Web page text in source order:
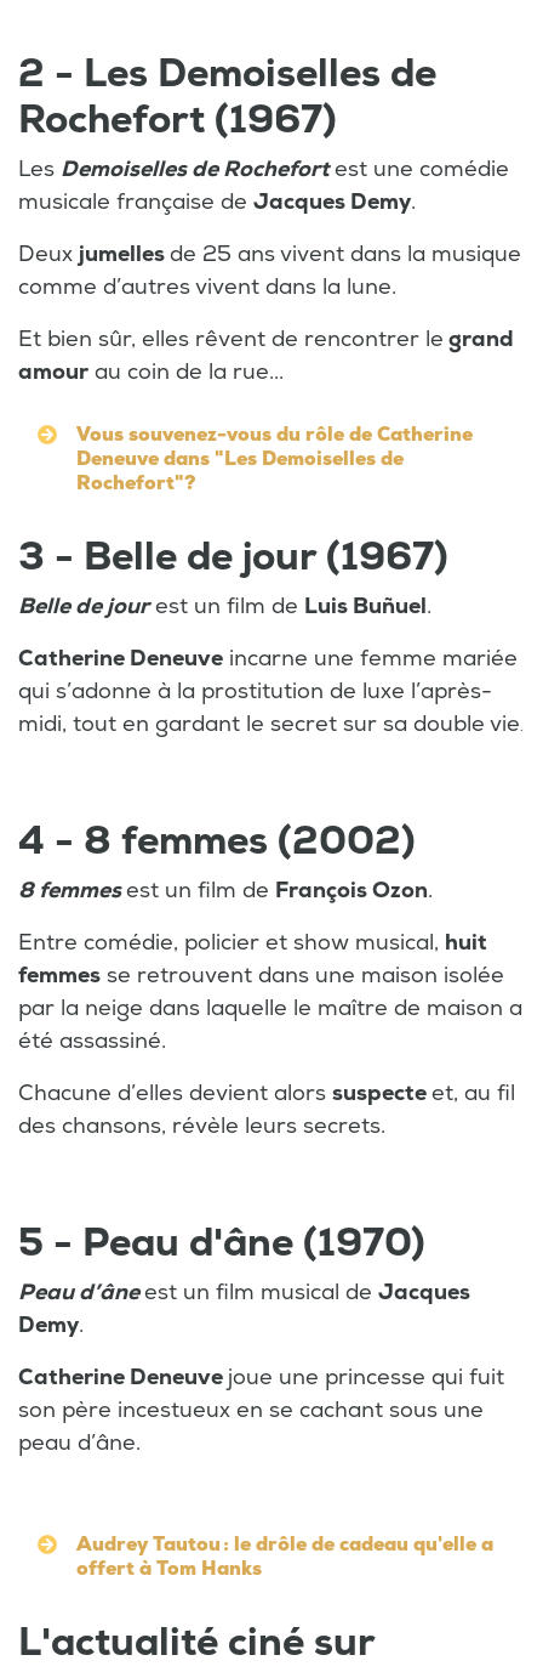
2 - Les Demoiselles de
Rochefort (1967)
Les Demoiselles de Rochefortest une comédie
musicale française de Jacques Demy.
Deux jumellesde 25 ans vivent dans la musique
comme d’autres vivent dans la lune.
Et bien sûr, elles rêvent de rencontrer le grand
amour au coin de la rue...
Vous souvenez-vous du rôle de Catherine
Deneuve dans "Les Demoiselles de
Rochefort"?
3 - Belle de jour (1967)
Belle de jourest un film de Luis Buñuel.
Catherine Deneuve incarne une femme mariée
qui s’adonne à la prostitution de luxe l’après-
midi, tout en gardant le secret sur sa double vie.
4 - 8 femmes (2002)
8 femmesest un film de François Ozon.
Entre comédie, policier et show musical, huit
femmes se retrouvent dans une maison isolée
par la neige dans laquelle le maître de maison a
été assassiné.
Chacune d’elles devient alors suspecteet, au fil
des chansons, révèle leurs secrets.
5 - Peau d'âne (1970)
Peau d’âneest un film musical de Jacques
Demy.
Catherine Deneuve joue une princesse qui fuit
son père incestueux en se cachant sous une
peau d’âne.
Audrey Tautou : le drôle de cadeau qu'elle a
offert à Tom Hanks
L'actualité ciné sur